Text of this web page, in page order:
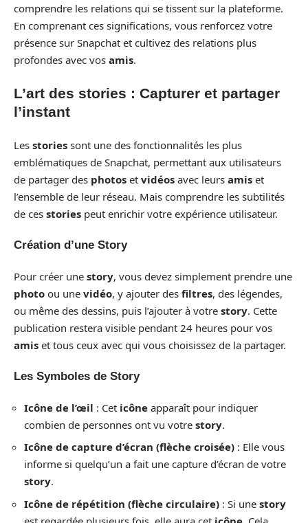
comprendre les relations qui se tissent sur la plateforme.
En comprenant ces significations, vous renforcez votre
présence sur Snapchat et cultivez des relations plus
profondes avec vos amis.
L’art des stories : Capturer et partager
l’instant
Les stories sont une des fonctionnalités les plus
emblématiques de Snapchat, permettant aux utilisateurs
de partager des photos et vidéos avec leurs amis et
l’ensemble de leur réseau. Mais comprendre les subtilités
de ces stories peut enrichir votre expérience utilisateur.
Création d’une Story
Pour créer une story, vous devez simplement prendre une
photo ou une vidéo, y ajouter des filtres, des légendes,
ou même des dessins, puis l’ajouter à votre story. Cette
publication restera visible pendant 24 heures pour vos
amis et tous ceux avec qui vous choisissez de la partager.
Les Symboles de Story
Icône de l’œil : Cet icône apparaît pour indiquer
combien de personnes ont vu votre story.
Icône de capture d’écran (flèche croisée) : Elle vous
informe si quelqu’un a fait une capture d’écran de votre
story.
Icône de répétition (flèche circulaire) : Si une story